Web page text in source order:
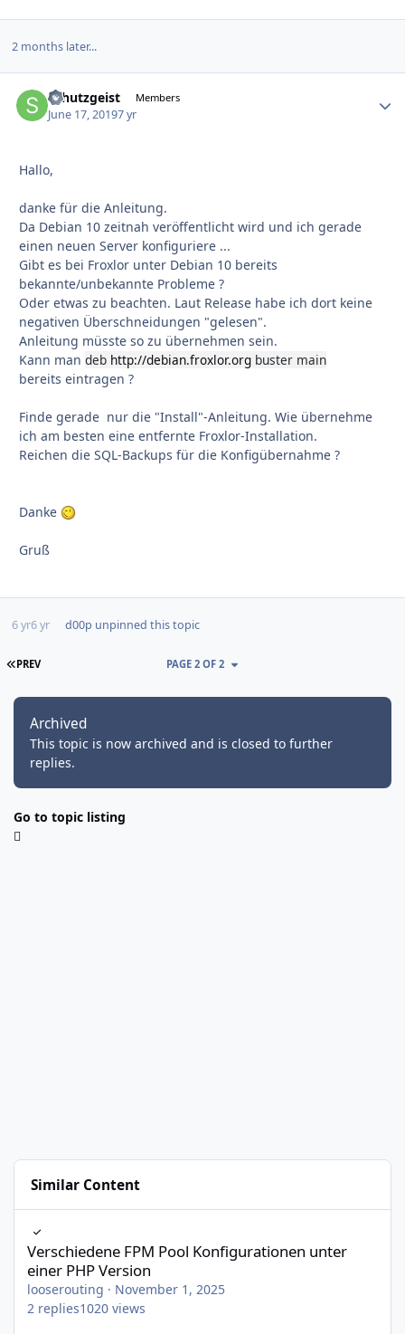
2 months later...
Schutzgeist Members
June 17, 20197 yr
Hallo,
danke für die Anleitung.
Da Debian 10 zeitnah veröffentlicht wird und ich gerade
einen neuen Server konfiguriere ...
Gibt es bei Froxlor unter Debian 10 bereits
bekannte/unbekannte Probleme ?
Oder etwas zu beachten. Laut Release habe ich dort keine
negativen Überschneidungen "gelesen".
Anleitung müsste so zu übernehmen sein.
Kann man deb http://debian.froxlor.org buster main
bereits eintragen ?
Finde gerade nur die "Install"-Anleitung. Wie übernehme
ich am besten eine entfernte Froxlor-Installation.
Reichen die SQL-Backups für die Konfigübernahme ?
Danke
Gruß
6 yr6 yr d00p unpinned this topic
FIRST PAGE
PREV PAGE 2 OF 2
Archived
This topic is now archived and is closed to further
replies.
Go to topic listing
Similar Content
Verschiedene FPM Pool Konfigurationen unter
einer PHP Version
looserouting · November 1, 2025
2 replies1020 views